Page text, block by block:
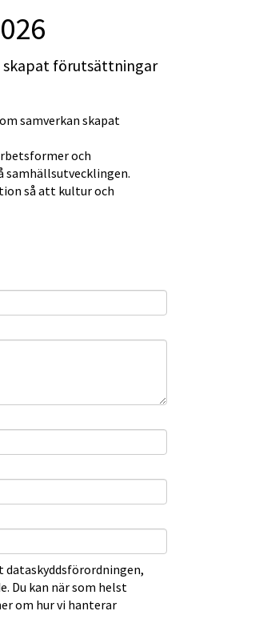
skapat förutsättningar
samverkan skapat
och
samhällsutvecklingen.
så att kultur och
Du kan när som helst
om hur vi hanterar